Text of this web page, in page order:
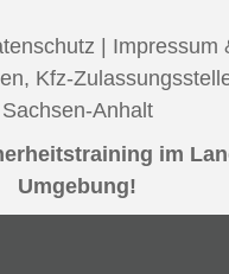
| Impressum
, Kfz-
Sachsen-Anhalt
im
Umgebung!